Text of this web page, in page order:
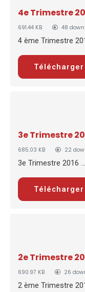
4e Trimestre
691.44 KB 48
4 ème Trimestre
Télécharger
3e Trimestre
685.03 KB 22
3e Trimestre 2016 ...
Télécharger
2e Trimestre
690.97 KB 26
2 ème Trimestre